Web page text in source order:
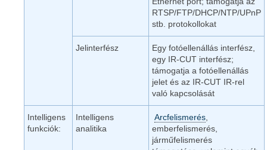
RTSP/FTP/DHCP/NTP/UPnP
stb. protokollokat
Jelinterfész
Egy fotóellenállás interfész,
egy IR-CUT interfész;
támogatja a fotóellenállás
jelet és az IR-CUT IR-rel
való kapcsolását
Intelligens
funkciók:
Intelligens
analitika
Arcfelismerés
emberfelismerés,
járműfelismerés